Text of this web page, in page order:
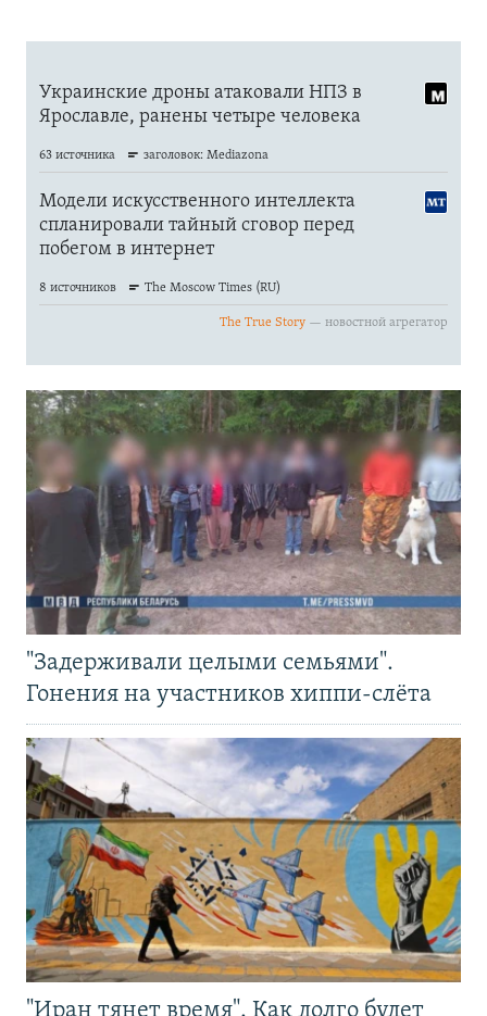
"Задерживали целыми семьями".
Гонения на участников хиппи-слёта
"Иран тянет время". Как долго будет